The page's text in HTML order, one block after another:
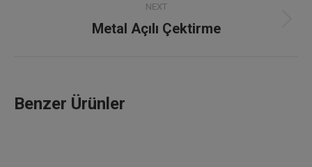
NEXT
Next
Metal Açılı Çektirme
Benzer Ürünler